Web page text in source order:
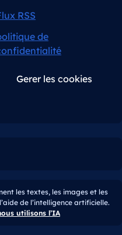
RSS
de
Gerer les cookies
les textes, les images et les
de l’intelligence artificielle.
utilisons l’IA